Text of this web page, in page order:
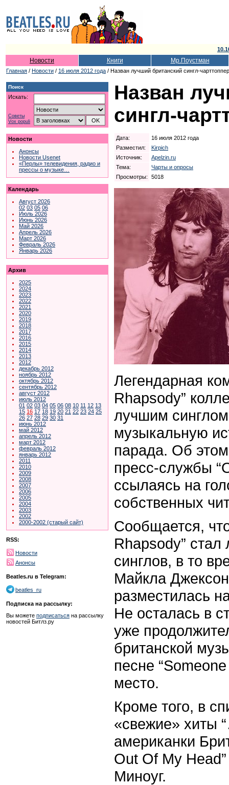
Новости Книги Мр.Поустман
Главная / Новости / 16 июля 2012 года / Назван лучший британский сингл-чарттоппер
Поиск
Искать:
Советы
Vox populi
Новости
Анонсы
Новости Usenet
«Перлы» телевидения, радио и
прессы о музыке…
Календарь
Август 2026
02 03 05 06
Июль 2026
Июнь 2026
Май 2026
Апрель 2026
Март 2026
Февраль 2026
Январь 2026
Архив
2025
2024
2023
2022
2021
2020
2019
2018
2017
2016
2015
2014
2013
2012
декабрь 2012
ноябрь 2012
октябрь 2012
сентябрь 2012
август 2012
июль 2012
01 02 03 04 05 06 08 10 11 12 13
15 16 17 18 19 20 21 22 23 24 25
26 27 28 29 30 31
июнь 2012
май 2012
апрель 2012
март 2012
февраль 2012
январь 2012
2011
2010
2009
2008
2007
2006
2005
2004
2003
2002
2000-2002 (старый сайт)
RSS:
Новости
Анонсы
Beatles.ru в Telegram:
beatles_ru
Подписка на рассылку:
Вы можете подписаться на рассылку
новостей Битлз.ру
Назван
сингл-
Дата:
16 июля 2012 года
Разместил:
Kirpich
Источник:
Apelzin.ru
Тема:
Чарты и опросы
Просмотры:
5018
Легендарная
Rhapsody”
лучшим
музыкальную
парада. Об
пресс-службы
ссылаясь на
собственных
Сообщается,
Rhapsody”
синглов, в то
Майкла
разместилась
Не осталась в
уже
британской
песне
место.
Кроме того, в
«свежие» хиты
американки
Out Of My
Миноуг.